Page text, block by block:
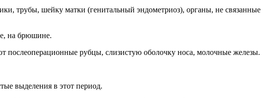
трубы, шейку матки (генитальный эндометриоз), органы, не связанные
на брюшине.
послеоперационные рубцы, слизистую оболочку носа, молочные железы.
выделения в этот период.